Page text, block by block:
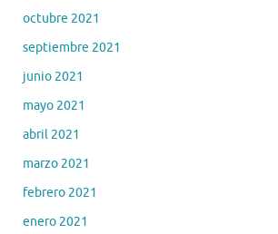
octubre 2021
septiembre 2021
junio 2021
mayo 2021
abril 2021
marzo 2021
febrero 2021
enero 2021